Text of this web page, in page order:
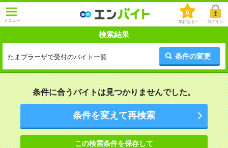
メニュー
0
気になる！ ログイン
検索結果
たまプラーザで受付のバイト一覧 条件の変更
条件に合うバイトは見つかりませんでした。
条件を変えて再検索
この検索条件を保存して